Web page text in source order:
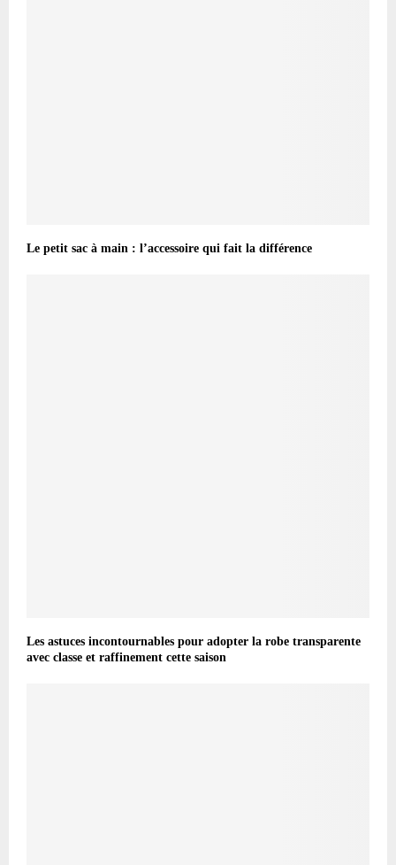
Le petit sac à main : l’accessoire qui fait la différence
Les astuces incontournables pour adopter la robe transparente
avec classe et raffinement cette saison